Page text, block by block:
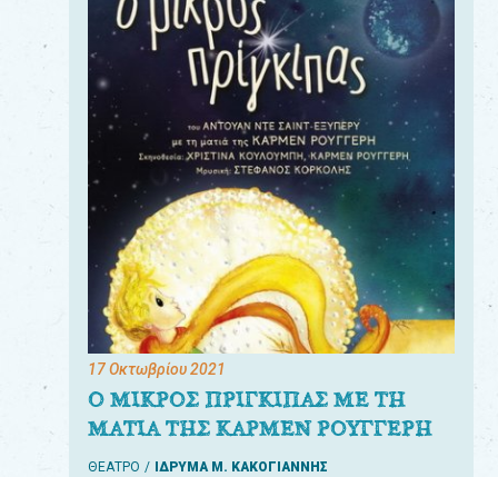
17 Οκτωβρίου 2021
Ο ΜΙΚΡΟΣ ΠΡΙΓΚΙΠΑΣ ΜΕ ΤΗ
ΜΑΤΙΑ ΤΗΣ ΚΑΡΜΕΝ ΡΟΥΓΓΕΡΗ
ΘΕΑΤΡΟ ΙΔΡΥΜΑ Μ. ΚΑΚΟΓΙΑΝΝΗΣ